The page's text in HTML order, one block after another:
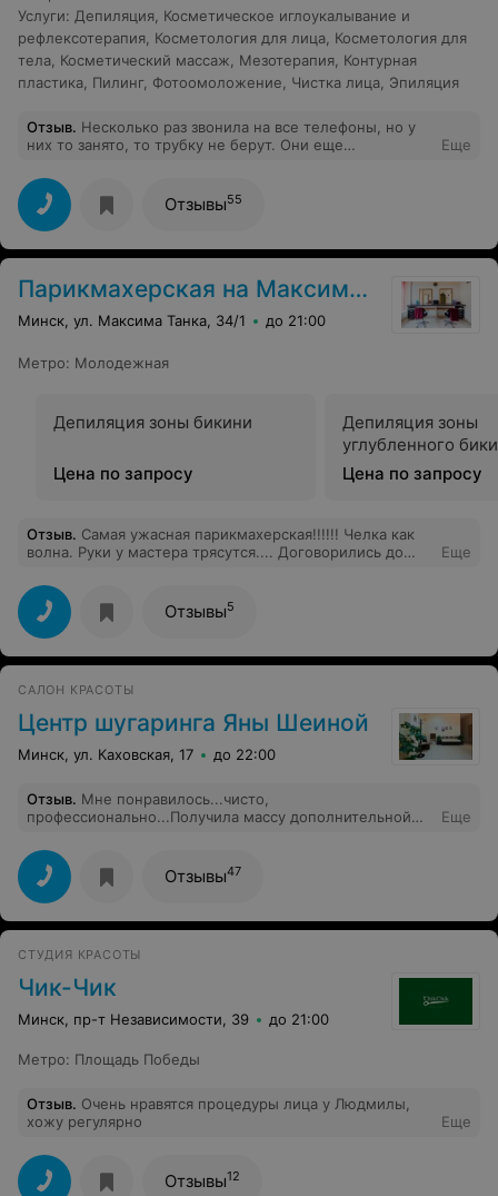
Услуги: Депиляция Косметическое иглоукалывание и
рефлексотерапия Косметология для лица Косметология для
тела Косметический массаж Мезотерапия Контурная
пластика Пилинг, Фотоомоложение Чистка лица Эпиляция
Отзыв. Несколько раз звонила на все телефоны, но у
них то занято, то трубку не берут. Они еще
Еще
Отзывы55
Парикмахерская на Максима Танка
Минск, ул. Максима Танка, 34/1 до 21:00
Метро: Молодежная
Депиляция зоны бикини
Цена по запросу
Депиляция зоны
углубленного
Цена по запросу
Отзыв. Самая ужасная парикмахерская!!!!!! Челка как
волна. Руки у мастера трясутся.... Договорились до
советую туда обращаться.!
Еще
Отзывы5
САЛОН КРАСОТЫ
Центр шугаринга Яны Шеиной
Минск, ул. Каховская, 17 до 22:00
Отзыв. Мне понравилось...чисто,
профессионально...Получила массу дополнительной
Еще
Отзывы47
СТУДИЯ КРАСОТЫ
Чик-Чик
Минск, пр-т Независимости, 39 до 21:00
Метро: Площадь Победы
Отзыв. Очень нравятся процедуры лица у Людмилы,
хожу регулярно
Еще
Отзывы12